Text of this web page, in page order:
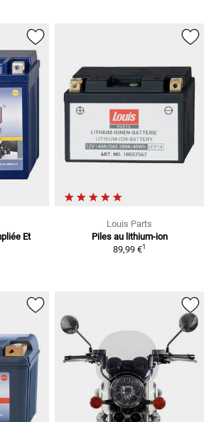
Et
Louis Parts
Piles au lithium-ion
89,99 €1